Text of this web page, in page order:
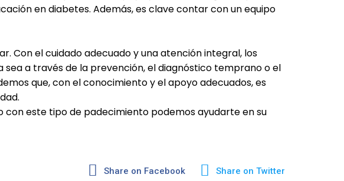
en diabetes. Además, es clave contar con un equipo
Con el cuidado adecuado y una atención integral, los
a través de la prevención, el diagnóstico temprano o el
que, con el conocimiento y el apoyo adecuados, es
con este tipo de padecimiento podemos ayudarte en su
Share on Facebook Share on Twitter